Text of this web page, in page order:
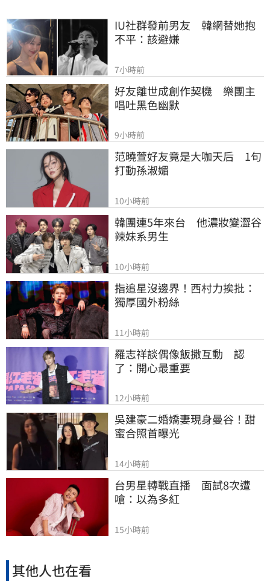
IU社群發前男友　韓網替她抱
不平：該避嫌
7小時前
好友離世成創作契機　樂團主
唱吐黑色幽默
9小時前
范曉萱好友竟是大咖天后　1句
打動孫淑媚
10小時前
韓團連5年來台　他濃妝變澀谷
辣妹系男生
10小時前
指追星沒邊界！西村力挨批：
獨厚國外粉絲
11小時前
羅志祥談偶像飯撒互動　認
了：開心最重要
12小時前
吳建豪二婚嬌妻現身曼谷！甜
蜜合照首曝光
14小時前
台男星轉戰直播　面試8次遭
嗆：以為多紅
15小時前
其他人也在看